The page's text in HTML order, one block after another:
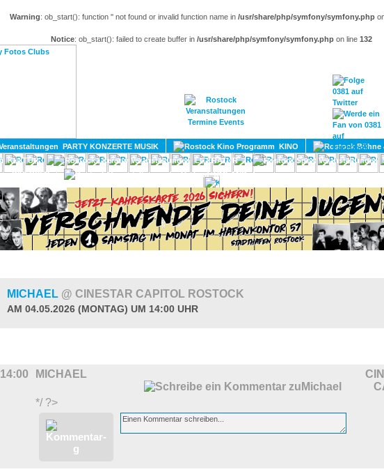
Warning: ob_start(): function '' not found or invalid function name in /usr/share/php/symfony/symfony.php
Notice: ob_start(): failed to create buffer in /usr/share/php/symfony/symfony.php on line 132
KONTAKT
PARTY KONZERTE MUSIK KINO
KULTUR
LITERATUR
DIVERSES
UMLAND
MICHAEL @ CINESTAR CAPITOL ROSTOCK
AM 04.05.2026 (MONTAG) UM 14:00 UHR
14:00 MICHAEL
*/ ?>